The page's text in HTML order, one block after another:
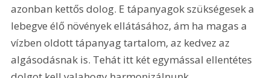
azonban kettős dolog. E tápanyagok szükségesek a
lebegve élő növények ellátásához, ám ha magas a
vízben oldott tápanyag tartalom, az kedvez az
algásodásnak is. Tehát itt két egymással ellentétes